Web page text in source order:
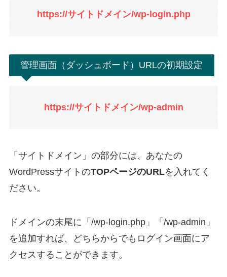
https://サイトドメイン/wp-login.php
管理画面（ダッシュボード）URLの初期設定
https://サイトドメイン/wp-admin
「サイトドメイン」の部分には、あなたの
WordPressサイトのTOPページのURLを入れてく
ださい。
ドメインの末尾に「/wp-login.php」「/wp-admin」
を追加すれば、どちらからでもログイン画面にア
クセスすることができます。